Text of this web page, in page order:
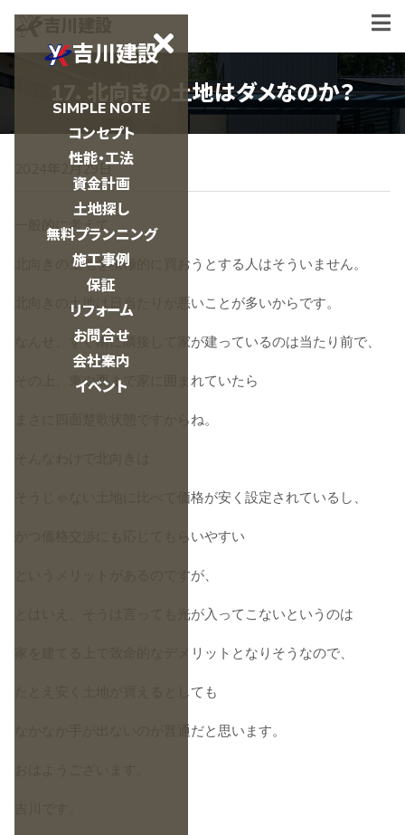
吉川建設
SIMPLE NOTE
コンセプト
性能・工法
資金計画
土地探し
無料プランニング
施工事例
保証
リフォーム
お問合せ
会社案内
イベント
17．北向きの土地はダメなのか？
2024年2月29日
一般的に考えて
北向きの土地を積極的に買おうとする人はそういません。
北向きの土地は日当たりが悪いことが多いからです。
なんせ、すぐ南に隣接して家が建っているのは当たり前で、
その上、東や西まで家に囲まれていたら
まさに四面楚歌状態ですからね。
そうじゃない土地に比べて価格が安く設定されているし、
かつ価格交渉にも応じてもらいやすい
というメリットがあるのですが、
とはいえ、そうは言っても光が入ってこないというのは
家を建てる上で致命的なデメリットとなりそうなので、
たとえ安く土地が買えるとしても
なかなか手が出ないのが普通だと思います。